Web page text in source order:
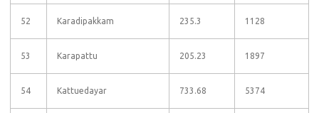
52 Karadipakkam 235.3 1128
53 Karapattu 205.23 1897
54 Kattuedayar 733.68 5374